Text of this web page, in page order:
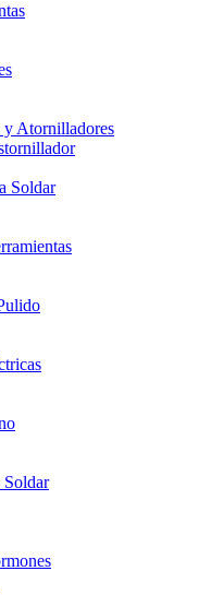
y Atornilladores
Soldar
Soldar